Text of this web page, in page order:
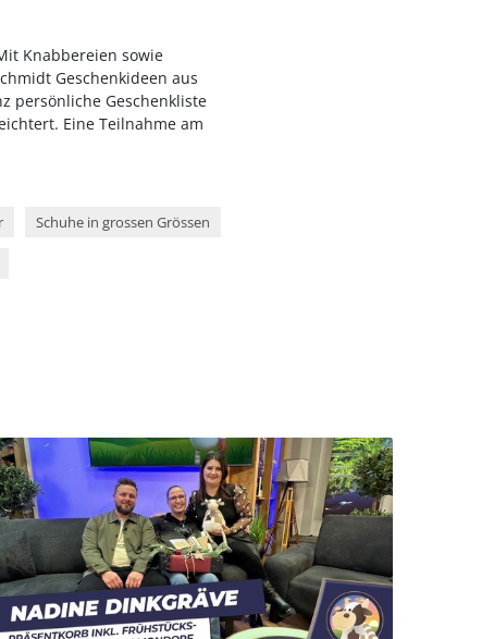
Knabbereien sowie
Geschenkideen aus
persönliche Geschenkliste
Eine Teilnahme am
Schuhe in grossen Grössen